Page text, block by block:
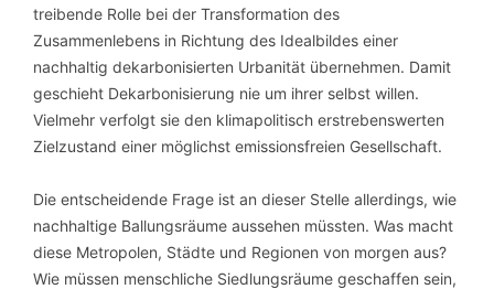
treibende Rolle bei der Transformation des
Zusammenlebens in Richtung des Idealbildes einer
nachhaltig dekarbonisierten Urbanität übernehmen. Damit
geschieht Dekarbonisierung nie um ihrer selbst willen.
Vielmehr verfolgt sie den klimapolitisch erstrebenswerten
Zielzustand einer möglichst emissionsfreien Gesellschaft.
Die entscheidende Frage ist an dieser Stelle allerdings, wie
nachhaltige Ballungsräume aussehen müssten. Was macht
diese Metropolen, Städte und Regionen von morgen aus?
Wie müssen menschliche Siedlungsräume geschaffen sein,